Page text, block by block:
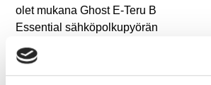
olet mukana Ghost E-Teru B
Essential sähköpolkupyörän
aikana enintään 9 arvontalippua.
Pyörää myy sähköpyörät.net.